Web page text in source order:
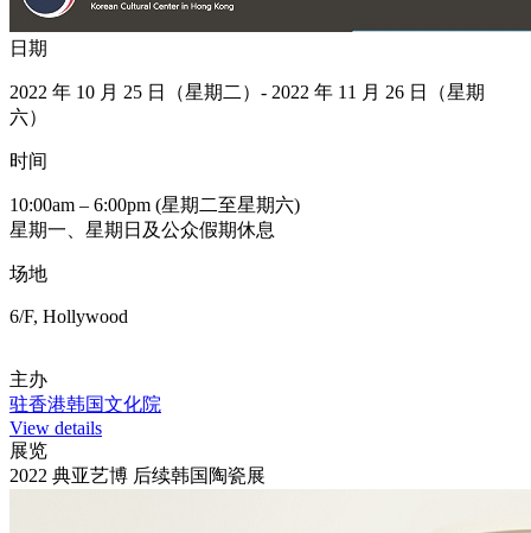
日期
2022 年 10 月 25 日（星期二）- 2022 年 11 月 26 日（星期
六）
时间
10:00am – 6:00pm (星期二至星期六)
星期一、星期日及公众假期休息
场地
6/F, Hollywood
主办
驻香港韩国文化院
View details
展览
2022 典亚艺博 后续韩国陶瓷展